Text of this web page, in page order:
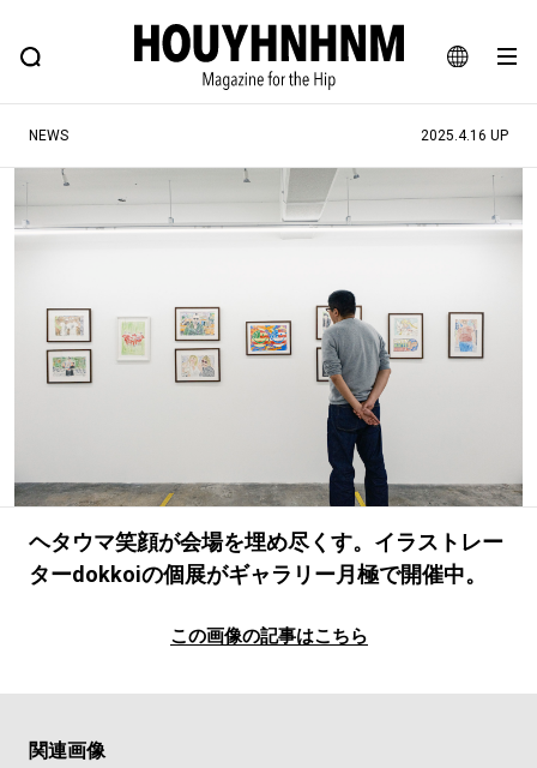
JA
EN
FEATURE BLOG SNAP
ヒップなファッション、カルチャー、ライフスタイルWEBマガジン
#注目のタグ
#ESSENTIAL DESIGNS #古着サミット
#NEW VINTAGE #マイナーグッド図鑑
#路地裏てぃーん。 #MONTHLY JOURNAL
#フイナムのYouTube
#AH.H
#ととけん #FASHION #MUSIC #MOVIE
#LIFESTYLE #SNEAKER #OUTDOOR
#SPORTS #HANDSOME HANDBOOK
NEWS 2025.4.16 UP
ヘタウマ笑顔が会場を埋め尽くす。イラストレー
ターdokkoiの個展がギャラリー月極で開催中。
この画像の記事はこちら
関連画像